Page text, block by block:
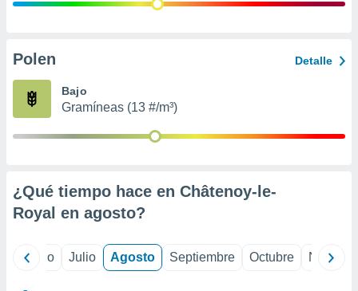
publicidad
de
Polen Detalle
Bajo
Gramíneas (13 #/m³)
¿Qué tiempo hace en Châtenoy-le-
Royal en agosto?
Junio Julio Agosto Septiembre Octubre